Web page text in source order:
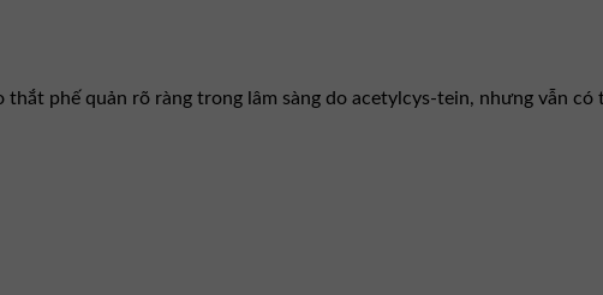
phế quản rõ ràng trong lâm sàng do acetylcys-tein, nhưng vẫn